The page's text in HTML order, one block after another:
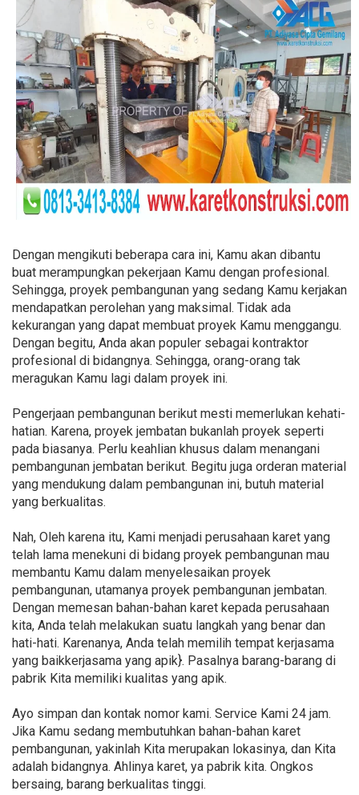
Dengan mengikuti beberapa cara ini, Kamu akan dibantu
buat merampungkan pekerjaan Kamu dengan profesional.
Sehingga, proyek pembangunan yang sedang Kamu kerjakan
mendapatkan perolehan yang maksimal. Tidak ada
kekurangan yang dapat membuat proyek Kamu menggangu.
Dengan begitu, Anda akan populer sebagai kontraktor
profesional di bidangnya. Sehingga, orang-orang tak
meragukan Kamu lagi dalam proyek ini.
Pengerjaan pembangunan berikut mesti memerlukan kehati-
hatian. Karena, proyek jembatan bukanlah proyek seperti
pada biasanya. Perlu keahlian khusus dalam menangani
pembangunan jembatan berikut. Begitu juga orderan material
yang mendukung dalam pembangunan ini, butuh material
yang berkualitas.
Nah, Oleh karena itu, Kami menjadi perusahaan karet yang
telah lama menekuni di bidang proyek pembangunan mau
membantu Kamu dalam menyelesaikan proyek
pembangunan, utamanya proyek pembangunan jembatan.
Dengan memesan bahan-bahan karet kepada perusahaan
kita, Anda telah melakukan suatu langkah yang benar dan
hati-hati. Karenanya, Anda telah memilih tempat kerjasama
yang baikkerjasama yang apik}. Pasalnya barang-barang di
pabrik Kita memiliki kualitas yang apik.
Ayo simpan dan kontak nomor kami. Service Kami 24 jam.
Jika Kamu sedang membutuhkan bahan-bahan karet
pembangunan, yakinlah Kita merupakan lokasinya, dan Kita
adalah bidangnya. Ahlinya karet, ya pabrik kita. Ongkos
bersaing, barang berkualitas tinggi.